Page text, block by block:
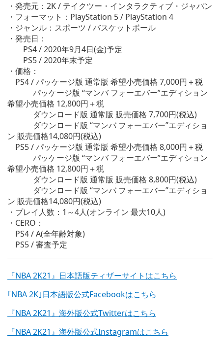
・発売元：2K / テイクツー・インタラクティブ・ジャパン
・フォーマット：PlayStation 5 / PlayStation 4
・ジャンル：スポーツ / バスケットボール
・発売日：
PS4 / 2020年9月4日(金)予定
PS5 / 2020年末予定
・価格：
PS4 / パッケージ版 通常版 希望小売価格 7,000円＋税
パッケージ版 “マンバ フォーエバー”エディション
希望小売価格 12,800円＋税
ダウンロード版 通常版 販売価格 7,700円(税込)
ダウンロード版 “マンバ フォーエバー”エディショ
ン 販売価格14,080円(税込)
PS5 / パッケージ版 通常版 希望小売価格 8,000円＋税
パッケージ版 “マンバ フォーエバー”エディション
希望小売価格 12,800円＋税
ダウンロード版 通常版 販売価格 8,800円(税込)
ダウンロード版 “マンバ フォーエバー”エディショ
ン 販売価格14,080円(税込)
・プレイ人数：1～4人(オンライン 最大10人)
・CERO：
PS4 / A(全年齢対象)
PS5 / 審査予定
『NBA 2K21』日本語版ティザーサイトはこちら
｢NBA 2K｣日本語版公式Facebookはこちら
『NBA 2K21』海外版公式Twitterはこちら
『NBA 2K21』海外版公式Instagramはこちら